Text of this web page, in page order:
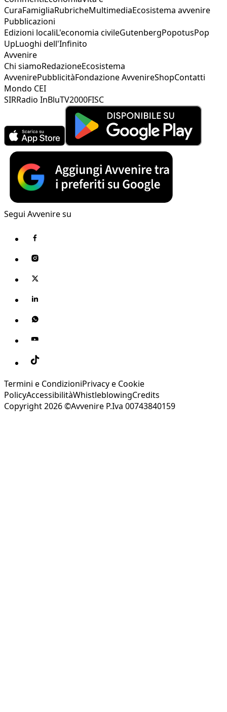
CuraFamigliaRubricheMultimediaEcosistema avvenire
Pubblicazioni
Edizioni localiL'economia civileGutenbergPopotusPop
UpLuoghi dell'Infinito
Avvenire
Chi siamoRedazioneEcosistema
AvvenirePubblicitàFondazione AvvenireShopContatti
Mondo CEI
SIRRadio InBluTV2000FISC
Segui Avvenire su
Termini e CondizioniPrivacy e Cookie
PolicyAccessibilitàWhistleblowingCredits
Copyright 2026 ©Avvenire P.Iva 00743840159